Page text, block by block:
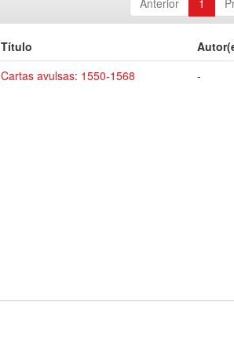
Anterior 1
Título
Cartas avulsas: 1550-1568 -